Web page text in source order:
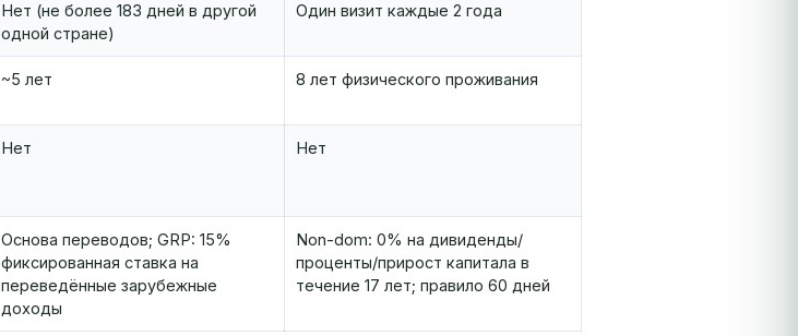
Нет (не более 183 дней в другой
одной стране)
Один визит каждые 2 года
~5 лет 8 лет физического проживания
Нет Нет
Основа переводов; GRP: 15%
фиксированная ставка на
переведённые зарубежные
доходы
Non-dom: 0% на дивиденды/
проценты/прирост капитала в
течение 17 лет; правило 60 дней